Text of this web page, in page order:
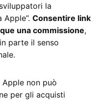
la
Apple”.Consentire link
una commissione,
parte il senso
non può
per gli acquisti